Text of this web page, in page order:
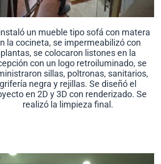
un mueble tipo sofá con matera
la cocineta, se impermeabilizó con
plantas, se colocaron listones en la
con un logo retroiluminado, se
sillas, poltronas, sanitarios,
grifería negra y rejillas. Se diseñó el
en 2D y 3D con renderizado. Se
realizó la limpieza final.